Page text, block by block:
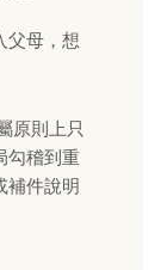
父母，想
原則上只
勾稽到重
補件說明